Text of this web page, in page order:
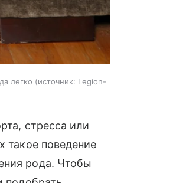
легко источник: Legion-
стресса или
такое поведение
рода. Чтобы